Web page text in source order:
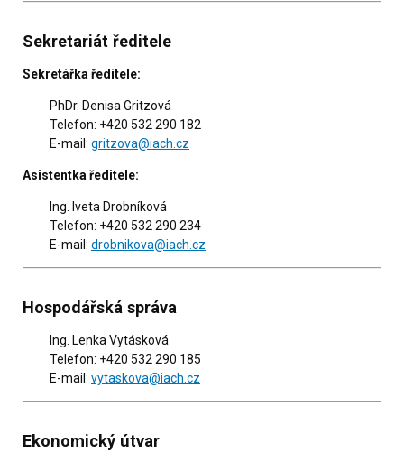
Sekretariát ředitele
Sekretářka ředitele:
PhDr. Denisa Gritzová
Telefon: +420 532 290 182
E-mail: gritzova@iach.cz
Asistentka ředitele:
Ing. Iveta Drobníková
Telefon: +420 532 290 234
E-mail: drobnikova@iach.cz
Hospodářská správa
Ing. Lenka Vytásková
Telefon: +420 532 290 185
E-mail: vytaskova@iach.cz
Ekonomický útvar